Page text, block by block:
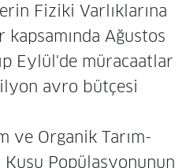
Fiziki Varlıklarına
kapsamında Ağustos
Eylül'de müracaatlar
avro bütçesi
ve Organik Tarım-
Popülasyonunun